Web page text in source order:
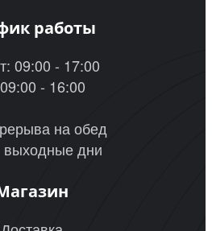
работы
09:00 - 17:00
- 16:00
на обед
выходные дни